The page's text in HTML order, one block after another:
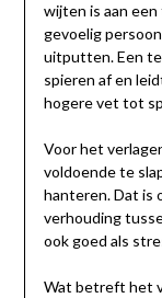
wijten is aan
gevoelig
uitputten. Een
spieren af en
hogere vet tot
Voor het
voldoende te
hanteren. Dat is
verhouding
ook goed als
Wat betreft het